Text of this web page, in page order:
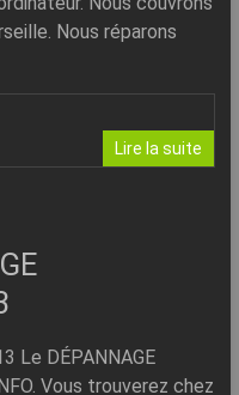
Nous réparons
Lire la suite
Le DÉPANNAGE
Vous trouverez chez